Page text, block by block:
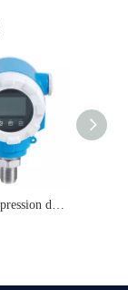
Émetteur de pression de protection de l'affichage de l'écran écran intelligent HPM240 Smart Affichage